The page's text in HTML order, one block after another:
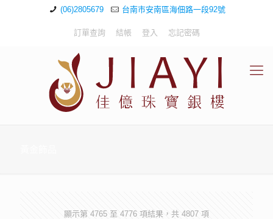
(06)2805679 台南市安南區海佃路一段92號
訂單查詢 結帳 登入 忘記密碼
顯示第 4765 至 4776 項結果，共 4807 項